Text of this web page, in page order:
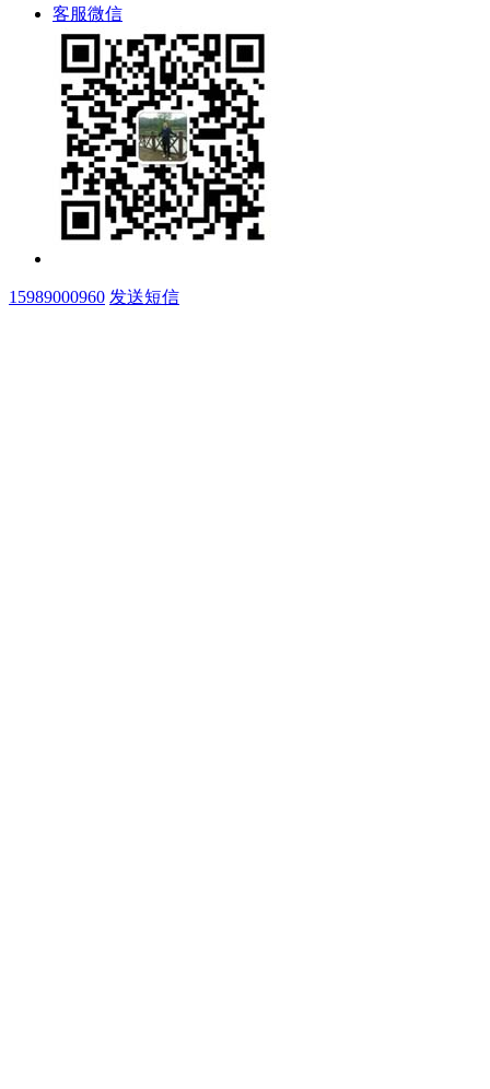
客服微信
15989000960 发送短信